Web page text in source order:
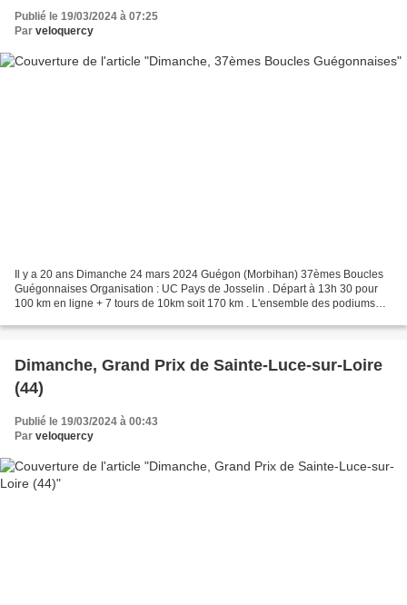
Publié le 19/03/2024 à 07:25
Par veloquercy
Il y a 20 ans Dimanche 24 mars 2024 Guégon (Morbihan) 37èmes Boucles
Guégonnaises Organisation : UC Pays de Josselin . Départ à 13h 30 pour
100 km en ligne + 7 tours de 10km soit 170 km . L'ensemble des podiums
Dimanche, Grand Prix de Sainte-Luce-sur-Loire
(44)
Publié le 19/03/2024 à 00:43
Par veloquercy